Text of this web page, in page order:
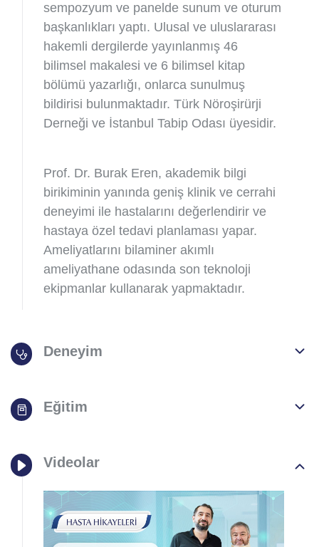
sempozyum ve panelde sunum ve oturum
başkanlıkları yaptı. Ulusal ve uluslararası
hakemli dergilerde yayınlanmış 46
bilimsel makalesi ve 6 bilimsel kitap
bölümü yazarlığı, onlarca sunulmuş
bildirisi bulunmaktadır. Türk Nöroşirürji
Derneği ve İstanbul Tabip Odası üyesidir.
Prof. Dr. Burak Eren, akademik bilgi
birikiminin yanında geniş klinik ve cerrahi
deneyimi ile hastalarını değerlendirir ve
hastaya özel tedavi planlaması yapar.
Ameliyatlarını bilaminer akımlı
ameliyathane odasında son teknoloji
ekipmanlar kullanarak yapmaktadır.
Deneyim
Eğitim
Videolar